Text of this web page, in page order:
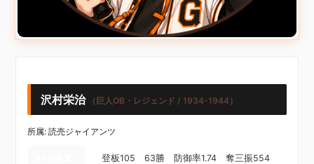
沢村栄治 （巨人OB・レジェンド / 1934-1944）
所属: 読売ジャイアンツ
登板105 63勝 防御率1.74 奪三振554